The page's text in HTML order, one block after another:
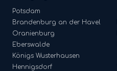
Potsdam
Brandenburg an der Havel
Oranienburg
Eberswalde
Königs Wusterhausen
Hennigsdorf